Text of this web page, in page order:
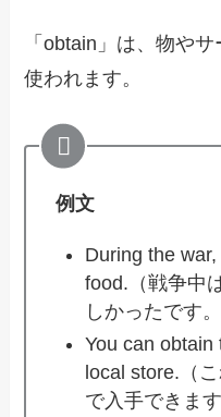
「obtain」は、物や
使われます。
例文
During the
food.（戦争中
しかったです。
You can
local store.（
で入手できます